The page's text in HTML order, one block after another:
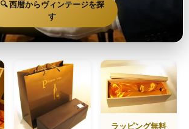
🔍 西暦からヴィンテージを探
す
ラッピング無料